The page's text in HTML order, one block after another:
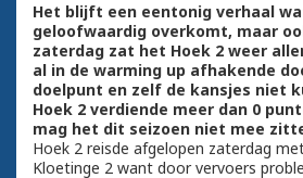
Het blijft een eentonig verhaal
geloofwaardig overkomt, maar
zaterdag zat het Hoek 2 weer
al in de warming up afhakende
doelpunt en zelf de kansjes niet
Hoek 2 verdiende meer dan 0
mag het dit seizoen niet mee
Hoek 2 reisde afgelopen zaterdag
Kloetinge 2 want door vervoers